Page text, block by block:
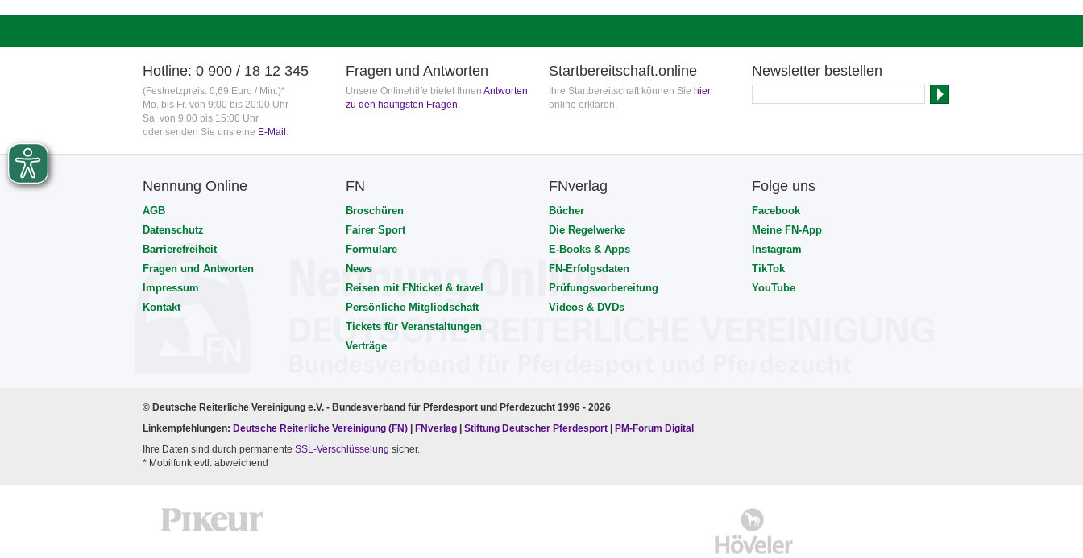
Hotline: 0 900 / 18 12 345
(Festnetzpreis: 0,69 Euro / Min.)*
Mo. bis Fr. von 9:00 bis 20:00 Uhr
Sa. von 9:00 bis 15:00 Uhr
oder senden Sie uns eine E-Mail .
Fragen und Antworten
Unsere Onlinehilfe bietet Ihnen Antworten
zu den häufigsten Fragen.
Startbereitschaft.online
Ihre Startbereitschaft können Sie hier
online erklären.
Newsletter bestellen
Nennung Online
AGB
Datenschutz
Barrierefreiheit
Fragen und Antworten
Impressum
Kontakt
FN
Broschüren
Fairer Sport
Formulare
News
Reisen mit FNticket & travel
Persönliche Mitgliedschaft
Tickets für Veranstaltungen
Verträge
FNverlag
Bücher
Die Regelwerke
E-Books & Apps
FN-Erfolgsdaten
Prüfungsvorbereitung
Videos & DVDs
Folge uns
Facebook
Meine FN-App
Instagram
TikTok
YouTube
© Deutsche Reiterliche Vereinigung e.V. - Bundesverband für Pferdesport und Pferdezucht 1996 - 2026
Linkempfehlungen: Deutsche Reiterliche Vereinigung (FN) FNverlag Stiftung Deutscher Pferdesport
PM-Forum Digital
Ihre Daten sind durch permanente SSL-Verschlüsselung sicher.
* Mobilfunk evtl. abweichend